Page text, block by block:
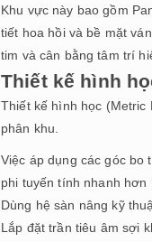
Khu vực này bao gồm
tiết hoa hồi và bề mặt
tim và cân bằng tâm trí
Thiết kế hình
Thiết kế hình học (Metric
phân khu.
Việc áp dụng các góc bo
phi tuyến tính nhanh hơn
Dùng hệ sàn nâng kỹ
Lắp đặt trần tiêu âm sợi